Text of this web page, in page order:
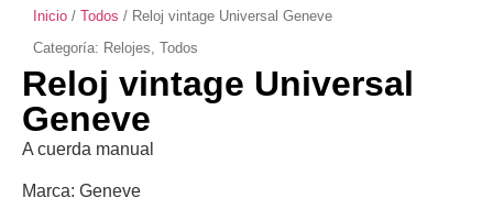
Inicio / Todos / Reloj vintage Universal Geneve
Categoría: Relojes, Todos
Reloj vintage Universal
Geneve
A cuerda manual
Marca: Geneve